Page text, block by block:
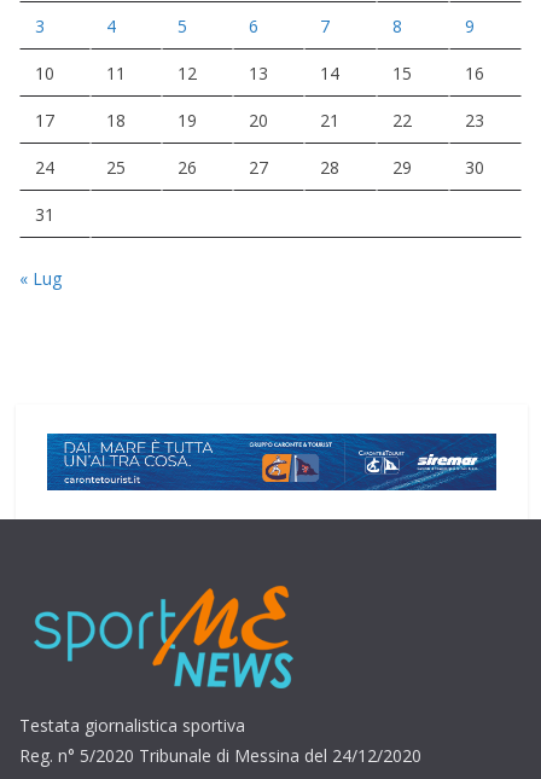
3 4 5 6 7 8 9
10 11 12 13 14 15 16
17 18 19 20 21 22 23
24 25 26 27 28 29 30
31
« Lug
Testata giornalistica sportiva
Reg. n° 5/2020 Tribunale di Messina del 24/12/2020